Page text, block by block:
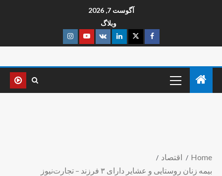
آگوست 7, 2026
وبلاگ
Home
اقتصاد
بیمه زنان روستایی و عشایر دارای ۳ فرزند – تجارت‌نیوز